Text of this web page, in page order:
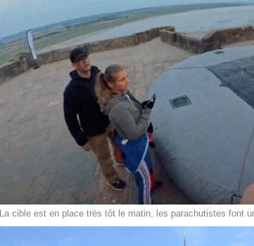
La cible est en place très tôt le matin, les parachutistes font